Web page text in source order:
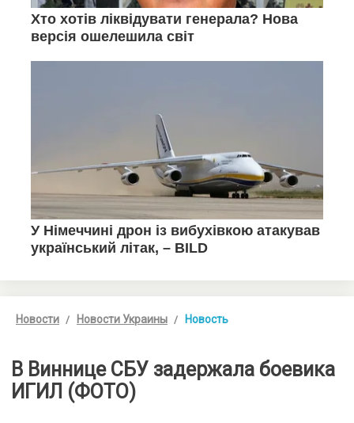
Новости Новости Украины Новость
В Виннице СБУ задержала боевика
ИГИЛ (ФОТО)